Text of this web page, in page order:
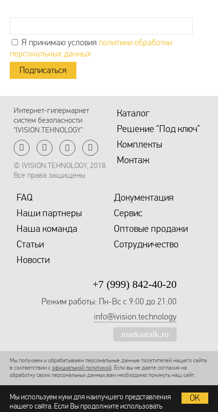
Я принимаю условия политики обработки
персональных данных
Интернет-гипермаркет
систем безопасности
"IVISION.TEHNOLOGY"
© IVISION.TEHNOLOGY, 2018.
Все права защищены
Каталог
Решение “Под ключ”
Комплекты
Монтаж
FAQ
Наши партнеры
Наша команда
Статьи
Новости
Документация
Сервис
Оптовые продажи
Сотрудничество
+7 (999) 842-40-20
Режим работы: Пн-Вс с 9:00 до 21:00
info@ivision.technology
markintalk.ru
Мы получаем и обрабатываем персональные данные посетителей нашего сайта
в соответствии с официальной политикой. Если вы не даете согласия на
обработку своих персональных данных,вам необходимо покинуть наш сайт.
Мы используем куки для наилучшего представления
нашего сайта. Если Вы продолжите использовать
OK